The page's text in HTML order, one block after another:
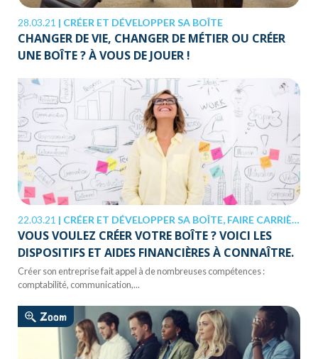
28.03.21 | CRÉER ET DÉVELOPPER SA BOÎTE
CHANGER DE VIE, CHANGER DE MÉTIER OU CRÉER
UNE BOÎTE ? À VOUS DE JOUER !
22.03.21 | CRÉER ET DÉVELOPPER SA BOÎTE, FAIRE CARRIÈRE
VOUS VOULEZ CRÉER VOTRE BOÎTE ? VOICI LES
DISPOSITIFS ET AIDES FINANCIÈRES À CONNAÎTRE.
Créer son entreprise fait appel à de nombreuses compétences :
comptabilité, communication,...
Zoom